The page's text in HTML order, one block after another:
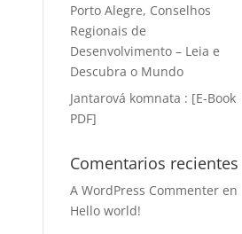
Porto Alegre, Conselhos
Regionais de
Desenvolvimento – Leia e
Descubra o Mundo
Jantarová komnata : [E-Book
PDF]
Comentarios recientes
A WordPress Commenter en
Hello world!